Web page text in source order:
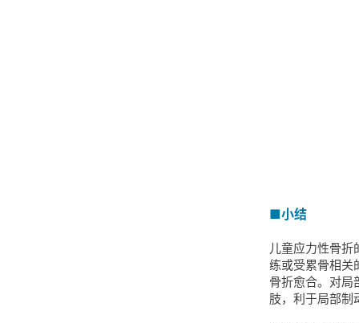
■小结
儿童应力性骨
练或受累骨相关
骨折愈合。对局
肢，利于局部制